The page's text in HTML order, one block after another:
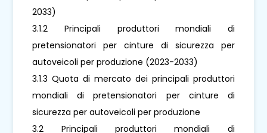
2033)
3.1.2 Principali produttori mondiali di
pretensionatori per cinture di sicurezza per
autoveicoli per produzione (2023-2033)
3.1.3 Quota di mercato dei principali produttori
mondiali di pretensionatori per cinture di
sicurezza per autoveicoli per produzione
3.2 Principali produttori mondiali di